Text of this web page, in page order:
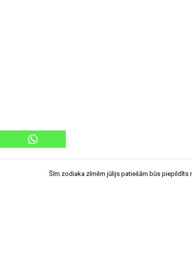
Šīm zodiaka zīmēm jūlijs patiešām būs piepildīts